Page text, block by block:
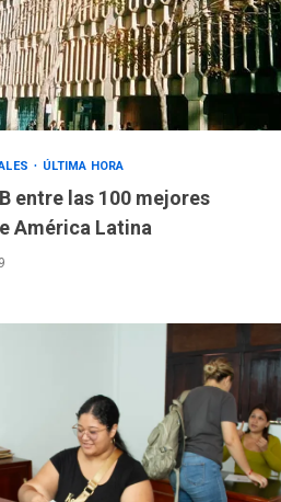
ÚLTIMA HORA
entre las 100 mejores
América Latina